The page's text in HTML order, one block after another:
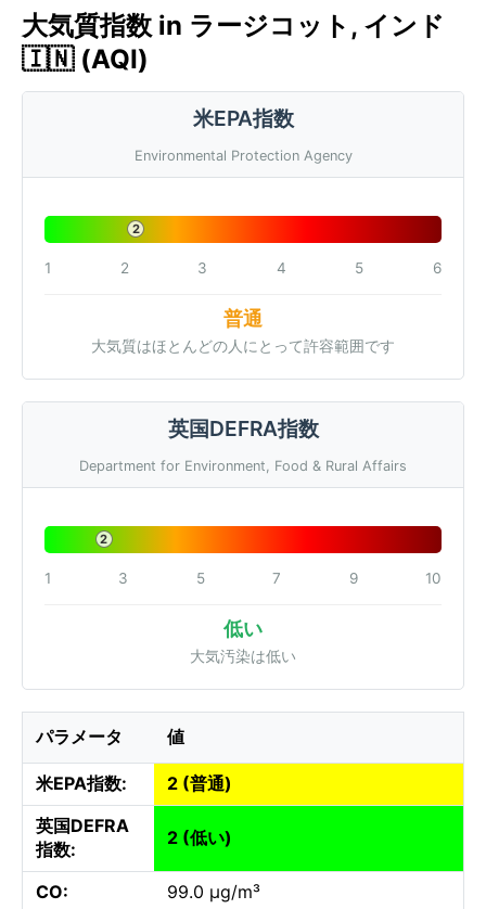
大気質指数 in ラージコット, インド
🇮🇳 (AQI)
米EPA指数
Environmental Protection Agency
2
1 2 3 4 5 6
普通
大気質はほとんどの人にとって許容範囲です
英国DEFRA指数
Department for Environment, Food & Rural Affairs
2
1 3 5 7 9 10
低い
大気汚染は低い
パラメータ 値
米EPA指数:
2 (普通)
英国DEFRA
指数:
2 (低い)
CO:
99.0 µg/m³